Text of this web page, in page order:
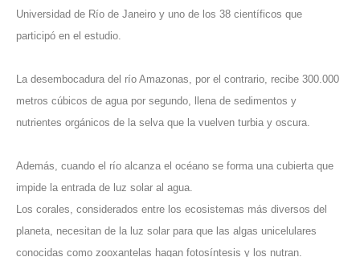
Universidad de Río de Janeiro y uno de los 38 científicos que
participó en el estudio.
La desembocadura del río Amazonas, por el contrario, recibe 300.000
metros cúbicos de agua por segundo, llena de sedimentos y
nutrientes orgánicos de la selva que la vuelven turbia y oscura.
Además, cuando el río alcanza el océano se forma una cubierta que
impide la entrada de luz solar al agua.
Los corales, considerados entre los ecosistemas más diversos del
planeta, necesitan de la luz solar para que las algas unicelulares
conocidas como zooxantelas hagan fotosíntesis y los nutran.